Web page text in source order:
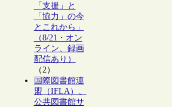
「支援」と
「協力」の今
とこれから」
（8/21・オン
ライン、録画
配信あり）
（2）
国際図書館連
盟（IFLA）、
公共図書館サ